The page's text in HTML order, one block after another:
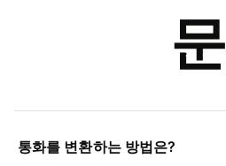
문
통화를 변환하는 방법은?